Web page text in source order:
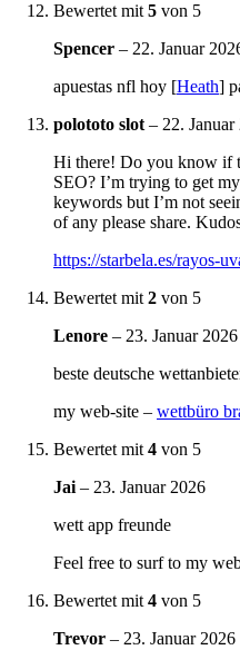
Bewertet mit5 von 5
Spencer – 22. Januar
apuestas nfl hoy [Heath]
polototo slot– 22. Januar
Hi there! Do you know if
SEO? I’m trying to get
keywords but I’m not
of any please share.
https://starbela.es/rayos-
Bewertet mit2 von 5
Lenore – 23. Januar 2026
beste deutsche
my web-site – wettbüro
Bewertet mit4 von 5
Jai– 23. Januar 2026
wett app freunde
Feel free to surf to my
Bewertet mit4 von 5
Trevor – 23. Januar 2026